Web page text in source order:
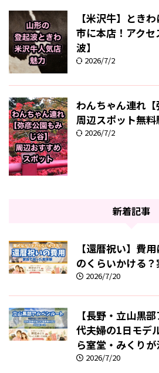
【米沢牛】とき
市に本店！アク
波】
2026/7/2
わんちゃん連れ【
周辺スポット無
2026/7/2
新着記事
【還暦祝い】費
のくらいかける
2026/7/20
【長野・立山黒
代夫婦の1日モデ
ら室堂・みくり
2026/7/20